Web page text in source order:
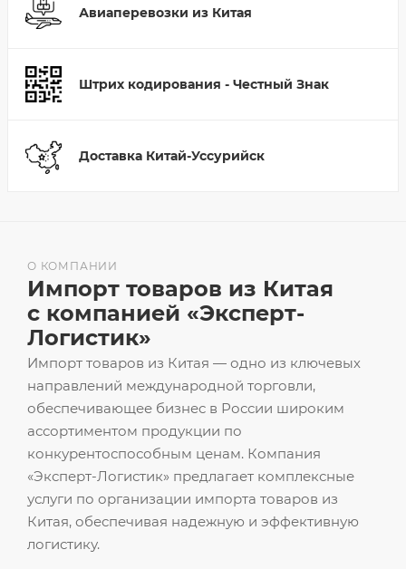
Авиаперевозки из Китая
Штрих кодирования - Честный Знак
Доставка Китай-Уссурийск
Импорт товаров из Китая — одно из ключевых
направлений международной торговли,
обеспечивающее бизнес в России широким
ассортиментом продукции по
конкурентоспособным ценам. Компания
«Эксперт-Логистик» предлагает комплексные
услуги по организации импорта товаров из
Китая, обеспечивая надежную и эффективную
логистику.
О КОМПАНИИ
Импорт товаров из Китая
с компанией «Эксперт-
Логистик»